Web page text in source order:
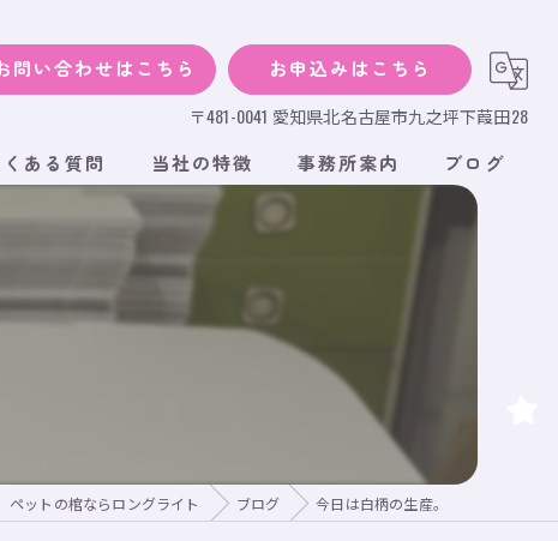
問い合わせはこちら
お申込みはこちら
〒481-0041 愛知県北名古屋市九之坪下葭田28
くある質問 当社の特徴 事務所案内 ブログ
ペットの棺ならロングライト ブログ 今日は白柄の生産。